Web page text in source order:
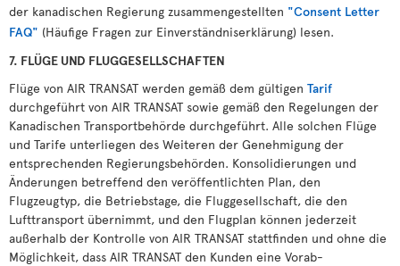
der kanadischen Regierung zusammengestellten "Consent Letter
FAQ" (Häufige Fragen zur Einverständniserklärung) lesen.
7. FLÜGE UND FLUGGESELLSCHAFTEN
Flüge von AIR TRANSAT werden gemäß dem gültigen Tarif
durchgeführt von AIR TRANSAT sowie gemäß den Regelungen der
Kanadischen Transportbehörde durchgeführt. Alle solchen Flüge
und Tarife unterliegen des Weiteren der Genehmigung der
entsprechenden Regierungsbehörden. Konsolidierungen und
Änderungen betreffend den veröffentlichten Plan, den
Flugzeugtyp, die Betriebstage, die Fluggesellschaft, die den
Lufttransport übernimmt, und den Flugplan können jederzeit
außerhalb der Kontrolle von AIR TRANSAT stattfinden und ohne die
Möglichkeit, dass AIR TRANSAT den Kunden eine Vorab-